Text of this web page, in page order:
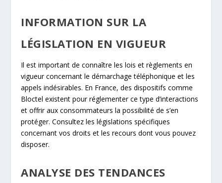
INFORMATION SUR LA
LÉGISLATION EN VIGUEUR
Il est important de connaître les lois et règlements en
vigueur concernant le démarchage téléphonique et les
appels indésirables. En France, des dispositifs comme
Bloctel existent pour réglementer ce type d’interactions
et offrir aux consommateurs la possibilité de s’en
protéger. Consultez les législations spécifiques
concernant vos droits et les recours dont vous pouvez
disposer.
ANALYSE DES TENDANCES